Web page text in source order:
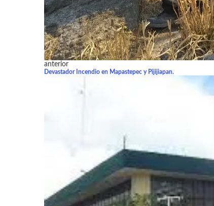
anterior
Devastador Incendio en Mapastepec y Pijijiapan.